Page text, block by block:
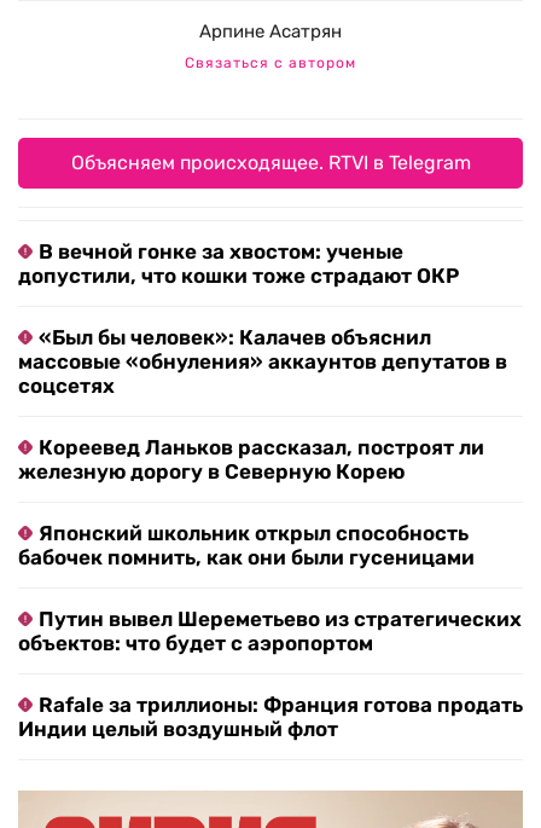
Арпине Асатрян
Связаться с автором
Объясняем происходящее. RTVI в Telegram
В вечной гонке за хвостом: ученые
допустили, что кошки тоже страдают ОКР
«Был бы человек»: Калачев объяснил
массовые «обнуления» аккаунтов депутатов в
соцсетях
Кореевед Ланьков рассказал, построят ли
железную дорогу в Северную Корею
Японский школьник открыл способность
бабочек помнить, как они были гусеницами
Путин вывел Шереметьево из стратегических
объектов: что будет с аэропортом
Rafale за триллионы: Франция готова продать
Индии целый воздушный флот